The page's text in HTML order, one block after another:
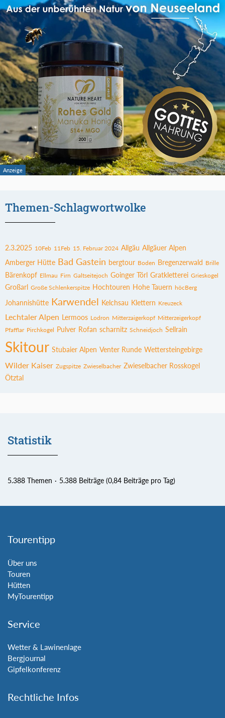
Themen-Schlagwortwolke
2.3.2025 10Feb 11Feb 15. Februar 2024 Allgäu Allgäuer Alpen
Amberger Hütte Bad Gastein bergtour Boden Bregenzerwald Brille
Bärenkopf Ellmau Firn Galtseitejoch Goinger Törl Gratkletterei Grieskogel
Großarl Große Schlenkerspitze Hochtouren Hohe Tauern höcBerg
Johannishütte Karwendel Kelchsau Klettern Kreuzeck
Lechtaler Alpen Lermoos Lodron Mitterzaigerkopf Mitterzeigerkopf
Pfafflar Pirchkogel Pulver Rofan scharnitz Schneidjoch Sellrain
Skitour Stubaier Alpen Venter Runde Wettersteingebirge
Wilder Kaiser Zugspitze Zwieselbacher Zwieselbacher Rosskogel
Ötztal
Statistik
5.388 Themen 5.388 Beiträge (0,84 Beiträge pro Tag)
Tourentipp
Über uns
Touren
Hütten
MyTourentipp
Service
Wetter & Lawinenlage
Bergjournal
Gipfelkonferenz
Rechtliche Infos